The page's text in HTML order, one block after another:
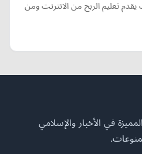
تعليم الربح من الانترنت ومن
في الأخبار والإسلامي